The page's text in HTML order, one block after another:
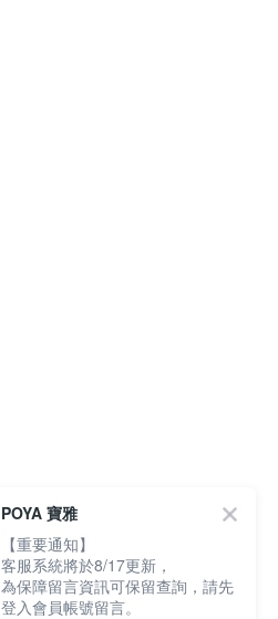
POYA 寶雅
【重要通知】
客服系統將於8/17更新，
為保障留言資訊可保留查詢，請先
登入會員帳號留言。